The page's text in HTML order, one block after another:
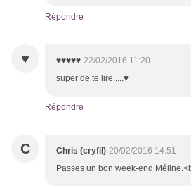
Répondre
♥ ♥♥♥♥♥ 22/02/2016 11:20
super de te lire.....♥
Répondre
C Chris (cryfil) 20/02/2016 14:51
Passes un bon week-end